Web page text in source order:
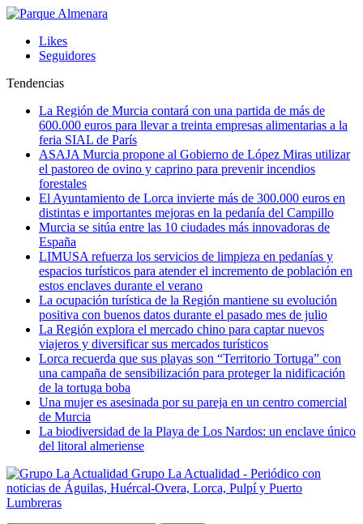
Likes
Seguidores
Tendencias
La Región de Murcia contará con una partida de más de
600.000 euros para llevar a treinta empresas alimentarias a la
feria SIAL de París
ASAJA Murcia propone al Gobierno de López Miras utilizar
el pastoreo de ovino y caprino para prevenir incendios
forestales
El Ayuntamiento de Lorca invierte más de 300.000 euros en
distintas e importantes mejoras en la pedanía del Campillo
Murcia se sitúa entre las 10 ciudades más innovadoras de
España
LIMUSA refuerza los servicios de limpieza en pedanías y
espacios turísticos para atender el incremento de población en
estos enclaves durante el verano
La ocupación turística de la Región mantiene su evolución
positiva con buenos datos durante el pasado mes de julio
La Región explora el mercado chino para captar nuevos
viajeros y diversificar sus mercados turísticos
Lorca recuerda que sus playas son “Territorio Tortuga” con
una campaña de sensibilización para proteger la nidificación
de la tortuga boba
Una mujer es asesinada por su pareja en un centro comercial
de Murcia
La biodiversidad de la Playa de Los Nardos: un enclave único
del litoral almeriense
Grupo La Actualidad - Periódico con
noticias de Águilas, Huércal-Overa, Lorca, Pulpí y Puerto
Lumbreras